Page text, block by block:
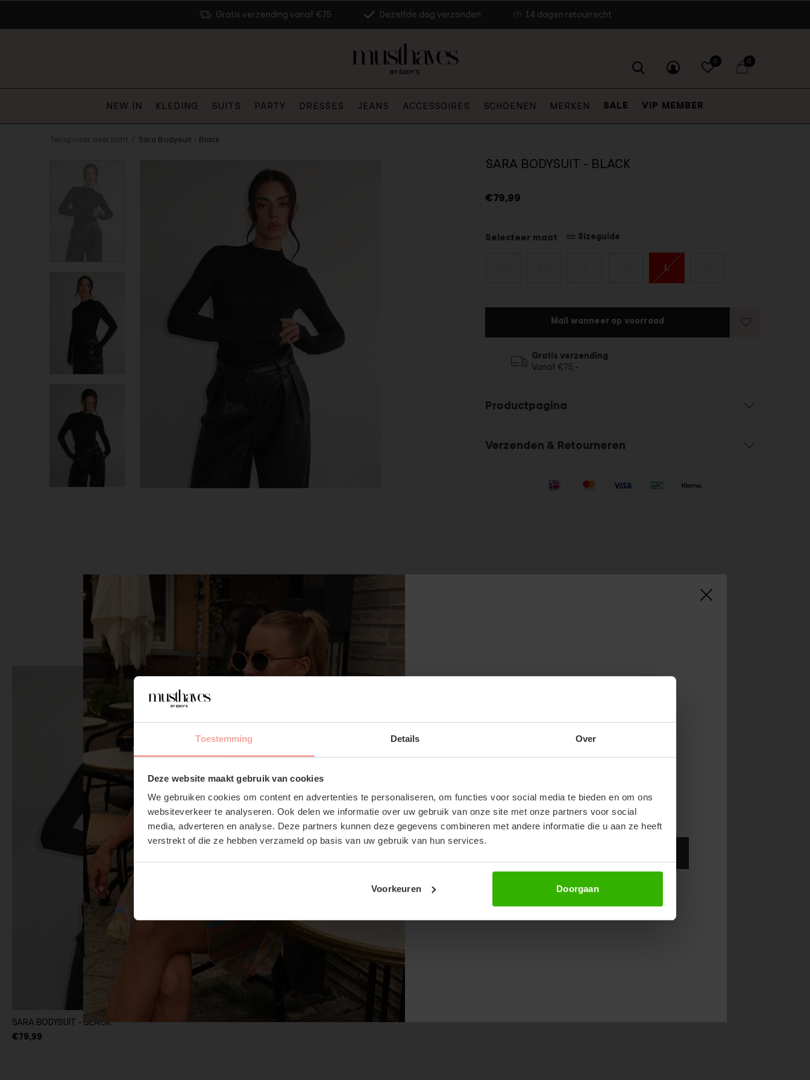
Toestemming Details Over
Deze website maakt gebruik van cookies
We gebruiken cookies om content en advertenties te personaliseren, om functies voor social media te bieden en om ons
websiteverkeer te analyseren. Ook delen we informatie over uw gebruik van onze site met onze partners voor social
media, adverteren en analyse. Deze partners kunnen deze gegevens combineren met andere informatie die u aan ze heeft
verstrekt of die ze hebben verzameld op basis van uw gebruik van hun services.
Voorkeuren Doorgaan
SUBSCRIBE NOW & GET 10%
NEW IN KLEDING SUITS PARTY DRESSES JEANS ACCESSOIRES SCHOENEN MERKEN SALE VIP MEMBER
0 0
Gratis verzending vanaf €75 Dezelfde dag verzonden 14 dagen retourrecht
Terug naar overzicht Sara Bodysuit - Black
SARA BODYSUIT - BLACK
€79,99
Selecteer maat Sizeguide
L
Mail wanneer op voorraad
Gratis verzending
Vanaf €75,-
Productpagina
Verzenden & Retourneren
RECENTE ARTIKELEN
SARA BODYSUIT - BLACK
€79,99